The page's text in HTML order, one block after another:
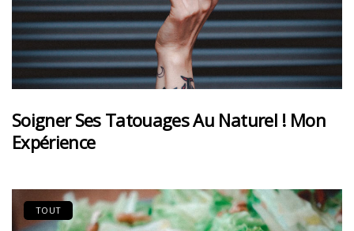
Soigner Ses Tatouages Au Naturel ! Mon
Expérience
TOUT